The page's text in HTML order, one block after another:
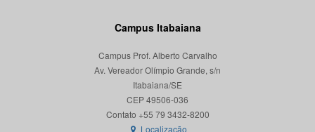
Campus Itabaiana
Campus Prof. Alberto Carvalho
Av. Vereador Olímpio Grande, s/n
Itabaiana/SE
CEP 49506-036
Localização